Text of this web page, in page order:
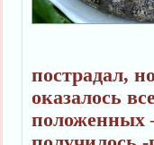
пострадал,
оказалось
положенных